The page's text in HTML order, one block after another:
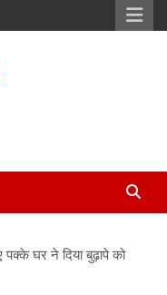
घर ने दिया बुढ़ापे को